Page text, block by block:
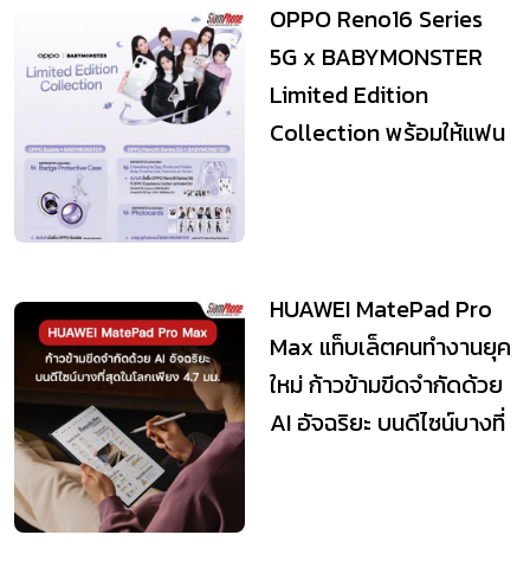
OPPO Reno16 Series
5G x BABYMONSTER
Limited Edition
Collection พร้อมให้แฟน
HUAWEI MatePad Pro
Max แท็บเล็ตคนทำงานยุค
ใหม่ ก้าวข้ามขีดจำกัดด้วย
AI อัจฉริยะ บนดีไซน์บางที่